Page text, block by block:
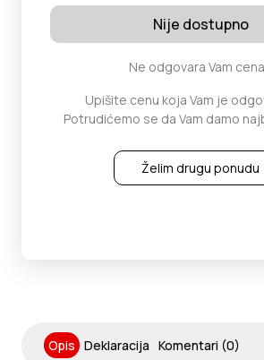
Nije dostupno
Ne odgovara Vam
Upišite cenu koja Vam je
Potrudićemo se da Vam damo
Želim drugu ponudu
Opis Deklaracija Komentari (0)